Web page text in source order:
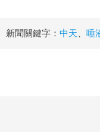
新聞關鍵字： 中天 唾